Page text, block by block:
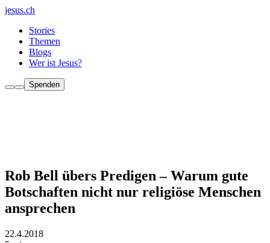
jesus.ch
Stories
Themen
Blogs
Wer ist Jesus?
Spenden
Rob Bell übers Predigen – Warum gute
Botschaften nicht nur religiöse Menschen
ansprechen
22.4.2018